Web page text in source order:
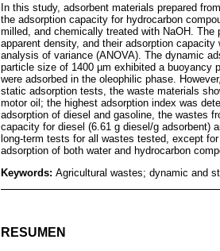
In this study, adsorbent materials prepared
the adsorption capacity for hydrocarbon
milled, and chemically treated with NaOH.
apparent density, and their adsorption
analysis of variance (ANOVA). The dynamic
particle size of 1400 µm exhibited a buoyancy
were adsorbed in the oleophilic phase.
static adsorption tests, the waste materials
motor oil; the highest adsorption index was
adsorption of diesel and gasoline, the wastes
capacity for diesel (6.61 g diesel/g adsorbent)
long-term tests for all wastes tested, except
adsorption of both water and hydrocarbon
Keywords: Agricultural wastes; dynamic and
RESUMEN